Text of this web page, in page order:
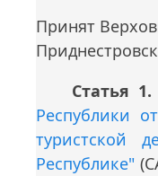
Принят
Статья 1.
Республики
туристской
Республике"